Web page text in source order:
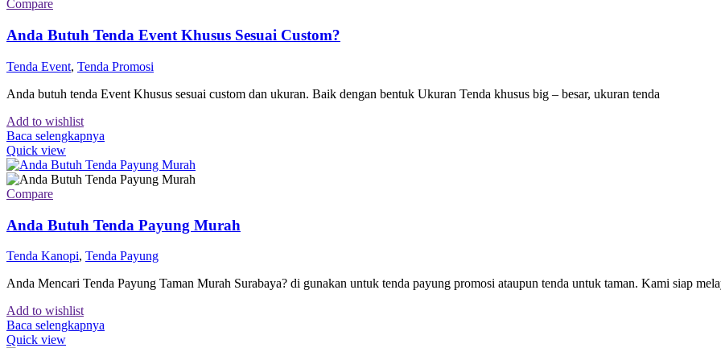
Compare
Anda Butuh Tenda Event Khusus Sesuai Custom?
Tenda Event, Tenda Promosi
Anda butuh tenda Event Khusus sesuai custom dan ukuran. Baik dengan bentuk Ukuran Tenda khusus big – besar, ukuran tenda
Add to wishlist
Baca selengkapnya
Quick view
Compare
Anda Butuh Tenda Payung Murah
Tenda Kanopi, Tenda Payung
Anda Mencari Tenda Payung Taman Murah Surabaya? di gunakan untuk tenda payung promosi ataupun tenda untuk taman. Kami siap
Add to wishlist
Baca selengkapnya
Quick view